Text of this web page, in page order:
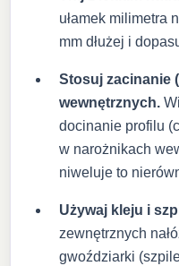
ułamek milimetra
mm dłużej i
Stosuj zacinanie
wewnętrznych.
docinanie profilu
w narożnikach
niweluje to
Używaj kleju i
zewnętrznych
gwoździarki